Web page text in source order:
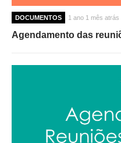
DOCUMENTOS 1 ano 1 mês atrás
Agendamento das